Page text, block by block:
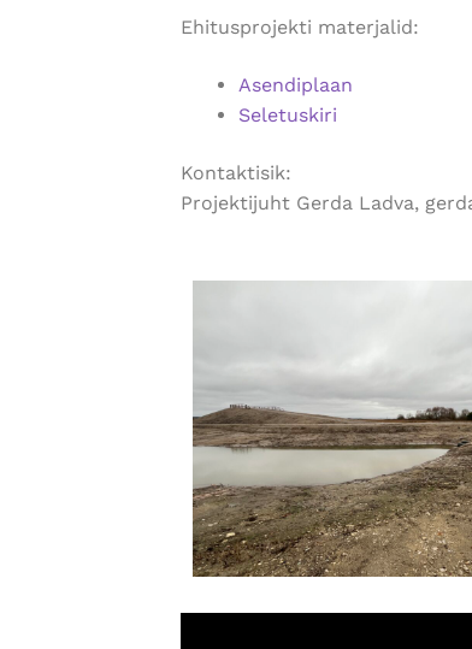
Ehitusprojekti materjalid:
Asendiplaan
Seletuskiri
Kontaktisik:
Projektijuht Gerda Ladva,